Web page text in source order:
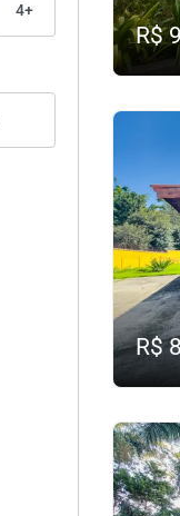
4+
R$
R$